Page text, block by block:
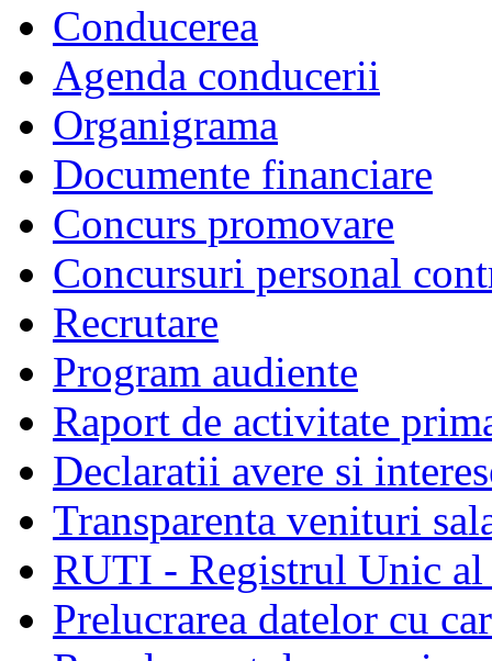
Conducerea
Agenda conducerii
Organigrama
Documente financiare
Concurs promovare
Concursuri personal
Recrutare
Program audiente
Raport de activitate
Declaratii avere si
Transparenta venituri
RUTI - Registrul Unic al
Prelucrarea datelor cu